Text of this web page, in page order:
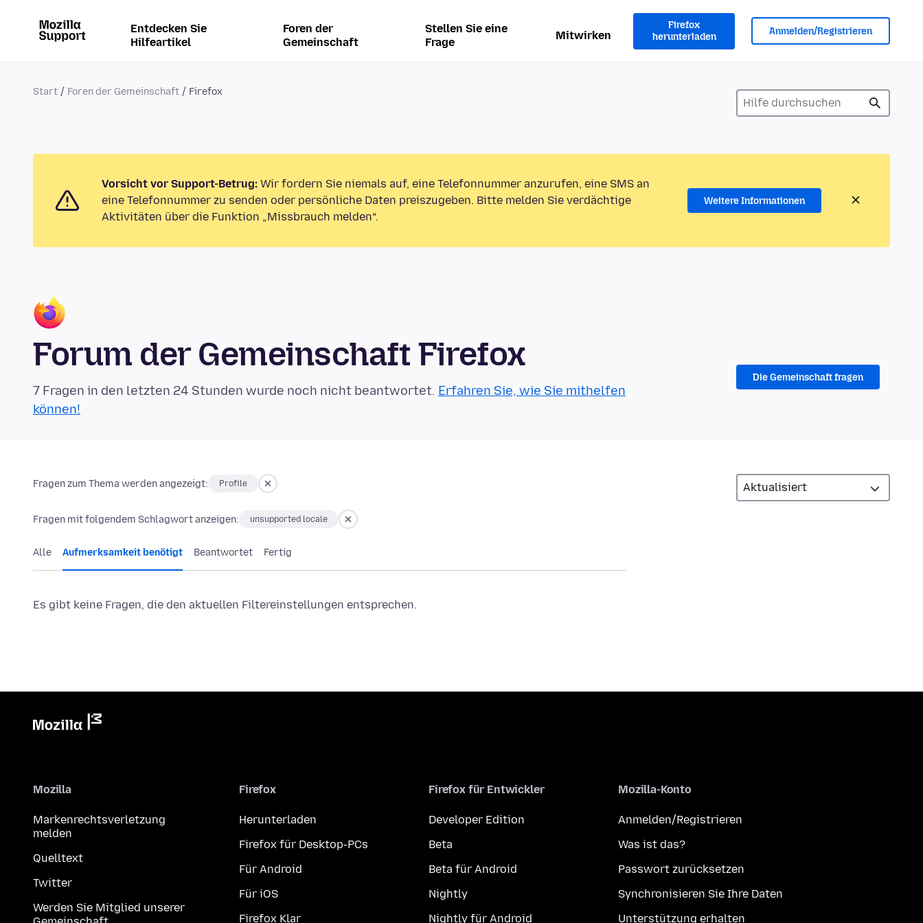
Entdecken Sie
Hilfeartikel
Foren der
Gemeinschaft
Stellen Sie eine
Frage
Mitwirken
Firefox
herunterladen
Anmelden/Registrieren
Start Foren der Gemeinschaft Firefox
Vorsicht vor Support-Betrug: Wir fordern Sie niemals auf, eine Telefonnummer anzurufen, eine SMS an
eine Telefonnummer zu senden oder persönliche Daten preiszugeben. Bitte melden Sie verdächtige
Aktivitäten über die Funktion „Missbrauch melden“.
Weitere Informationen
Forum der Gemeinschaft Firefox
7 Fragen in den letzten 24 Stunden wurde noch nicht beantwortet. Erfahren Sie, wie Sie mithelfen
können!
Die Gemeinschaft fragen
Fragen zum Thema werden angezeigt: Profile
Fragen mit folgendem Schlagwort anzeigen: unsupported locale
Alle Aufmerksamkeit benötigt Beantwortet Fertig
Es gibt keine Fragen, die den aktuellen Filtereinstellungen entsprechen.
Mozilla
Markenrechtsverletzung
melden
Quelltext
Twitter
Werden Sie Mitglied unserer
Firefox
Herunterladen
Firefox für Desktop-PCs
Für Android
Für iOS
Firefox Klar
Firefox für Entwickler
Developer Edition
Beta
Beta für Android
Nightly
Nightly für Android
Mozilla-Konto
Anmelden/Registrieren
Was ist das?
Passwort zurücksetzen
Synchronisieren Sie Ihre Daten
Unterstützung erhalten